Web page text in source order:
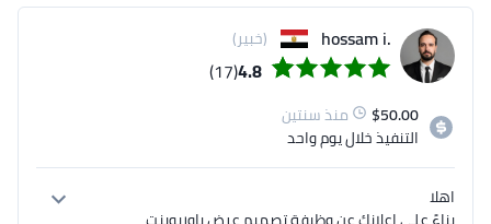
.hossam i (خبير)
4.8
(17)
$50.00
منذ سنتين
التنفيذخلال يوم واحد